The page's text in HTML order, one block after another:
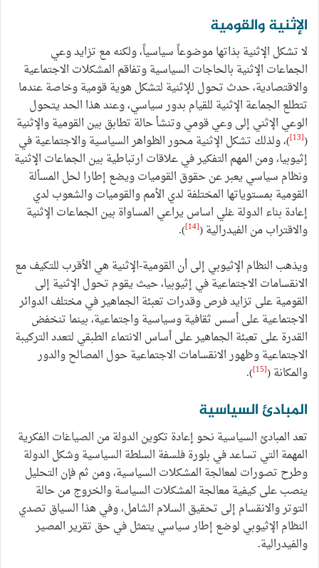
الإثنية والقومية
لا تشكل الإثنية بذاتها موضوعاً سياسياً، ولكنه مع تزايد وعي
الجماعات الإثنية بالحاجات السياسية وتفاقم المشكلات الاجتماعية
والاقتصادية، حدث تحول للإثنية لتشكل هوية قومية وخاصة عندما
تتطلع الجماعة الإثنية للقيام بدور سياسي، وعند هذا الحد يتحول
الوعي الإثني إلى وعي قومي وتنشأ حالة تطابق بين القومية والإثنية
(
[13]
)، ولذلك تشكل الإثنية محور الظواهر السياسية والاجتماعية في
إثيوبيا، ومن المهم التفكير في علاقات ارتباطية بين الجماعات الإثنية
ونظام سياسي يعبر عن حقوق القوميات ويضع إطارا لحل المسألة
القومية بمستوياتها المختلفة لدي الأمم والقوميات والشعوب لدي
إعادة بناء الدولة غلي اساس يراعي المساواة بين الجماعات الإثنية
والاقتراب من الفيدرالية ([14]
).
ويذهب النظام الإثيوبي إلى أن القومية-الإثنية هي الأقرب للتكيف مع
الانقسامات الاجتماعية في إثيوبيا، حيث يقوم تحول الإثنية إلى
القومية على تزايد فرص وقدرات تعبئة الجماهير في مختلف الدوائر
الاجتماعية على أسس ثقافية وسياسية واجتماعية، بينما تنخفض
القدرة على تعبئة الجماهير على أساس الانتماء الطبقي لتعدد التركيبة
الاجتماعية وظهور الانقسامات الاجتماعية حول المصالح والدور
والمكانة ([15]
).
المبادئ السياسية
تعد المبادئ السياسية نحو إعادة تكوين الدولة من الصياغات الفكرية
المهمة التي تساعد في بلورة فلسفة السلطة السياسية وشكل الدولة
وطرح تصورات لمعالجة المشكلات السياسية، ومن ثم فإن التحليل
ينصب على كيفية معالجة المشكلات السياسة والخروج من حالة
التوتر والانقسام إلى تحقيق السلام الشامل، وفي هذا السياق تصدي
النظام الإثيوبي لوضع إطار سياسي يتمثل في حق تقرير المصير
والفيدرالية.